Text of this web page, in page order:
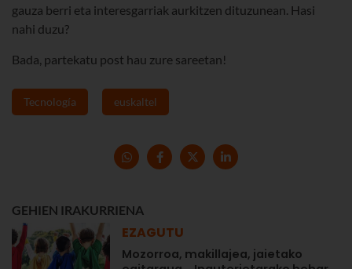
gauza berri eta interesgarriak aurkitzen dituzunean. Hasi
nahi duzu?
Bada, partekatu post hau zure sareetan!
Tecnología euskaltel
GEHIEN IRAKURRIENA
EZAGUTU
Mozorroa, makillajea, jaietako